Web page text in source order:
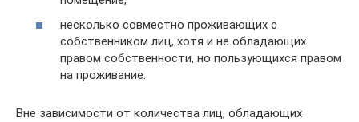
несколько совместно проживающих с
собственником лиц, хотя и не обладающих
правом собственности, но пользующихся правом
на проживание.
Вне зависимости от количества лиц, обладающих